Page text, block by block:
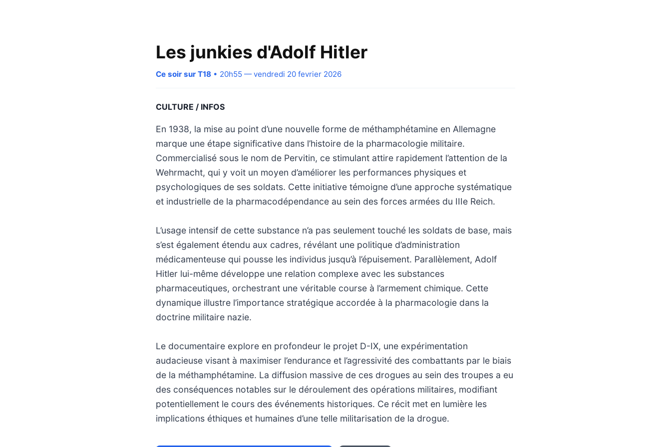
Les junkies d'Adolf Hitler
Ce soir sur T18 • 20h55 — vendredi 20 fevrier 2026
CULTURE / INFOS
En 1938, la mise au point d’une nouvelle forme de méthamphétamine en Allemagne
marque une étape significative dans l’histoire de la pharmacologie militaire.
Commercialisé sous le nom de Pervitin, ce stimulant attire rapidement l’attention de la
Wehrmacht, qui y voit un moyen d’améliorer les performances physiques et
psychologiques de ses soldats. Cette initiative témoigne d’une approche systématique
et industrielle de la pharmacodépendance au sein des forces armées du IIIe Reich.
L’usage intensif de cette substance n’a pas seulement touché les soldats de base, mais
s’est également étendu aux cadres, révélant une politique d’administration
médicamenteuse qui pousse les individus jusqu’à l’épuisement. Parallèlement, Adolf
Hitler lui-même développe une relation complexe avec les substances
pharmaceutiques, orchestrant une véritable course à l’armement chimique. Cette
dynamique illustre l’importance stratégique accordée à la pharmacologie dans la
doctrine militaire nazie.
Le documentaire explore en profondeur le projet D-IX, une expérimentation
audacieuse visant à maximiser l’endurance et l’agressivité des combattants par le biais
de la méthamphétamine. La diffusion massive de ces drogues au sein des troupes a eu
des conséquences notables sur le déroulement des opérations militaires, modifiant
potentiellement le cours des événements historiques. Ce récit met en lumière les
implications éthiques et humaines d’une telle militarisation de la drogue.